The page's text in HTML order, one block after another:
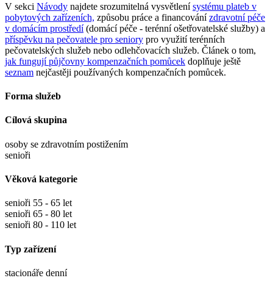
V sekci Návody najdete srozumitelná vysvětlenísystému plateb v
pobytových zařízeních, způsobu práce a financovánízdravotní péče
v domácím prostředí(domácí péče - terénní ošetřovatelské služby) a
příspěvku na pečovatele pro seniory pro využití terénních
pečovatelských služeb nebo odlehčovacích služeb. Článek o tom,
jak fungují půjčovny kompenzačních pomůcek doplňuje ještě
seznam nejčastěji používaných kompenzačních pomůcek.
Forma služeb
Cílová skupina
osoby se zdravotním postižením
senioři
Věková kategorie
senioři 55 - 65 let
senioři 65 - 80 let
senioři 80 - 110 let
Typ zařízení
stacionáře denní